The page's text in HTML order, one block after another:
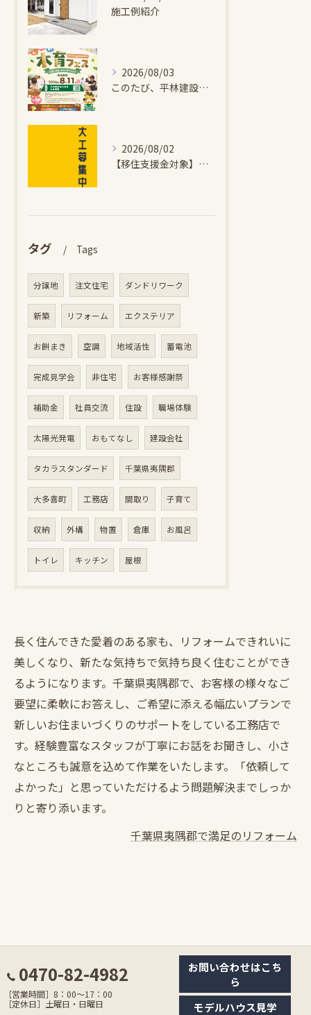
施工例紹介
2026/08/03
このたび、平林建設では、お子さまが木とふれあい・木について学...
2026/08/02
【移住支援金対象】【未経験歓迎】大多喜町で「見えないところも...
タグ Tags
分譲地 注文住宅 ダンドリワーク
新築 リフォーム エクステリア
お餅まき 空調 地域活性 蓄電池
完成見学会 非住宅 お客様感謝祭
補助金 社員交流 住設 職場体験
太陽光発電 おもてなし 建設会社
タカラスタンダード 千葉県夷隅郡
大多喜町 工務店 間取り 子育て
収納 外構 物置 倉庫 お風呂
トイレ キッチン 屋根
長く住んできた愛着のある家も、リフォームできれいに
美しくなり、新たな気持ちで気持ち良く住むことができ
るようになります。千葉県夷隅郡で、お客様の様々なご
要望に柔軟にお答えし、ご希望に添える幅広いプランで
新しいお住まいづくりのサポートをしている工務店で
す。経験豊富なスタッフが丁寧にお話をお聞きし、小さ
なところも誠意を込めて作業をいたします。「依頼して
よかった」と思っていただけるよう問題解決までしっか
りと寄り添います。
千葉県夷隅郡で満足のリフォーム
0470-82-4982
［営業時間］8：00〜17：00
［定休日］土曜日・日曜日
お問い合わせはこち
ら
モデルハウス見学